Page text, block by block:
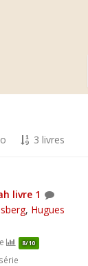
3 livres
livre 1
, Hugues
8/10